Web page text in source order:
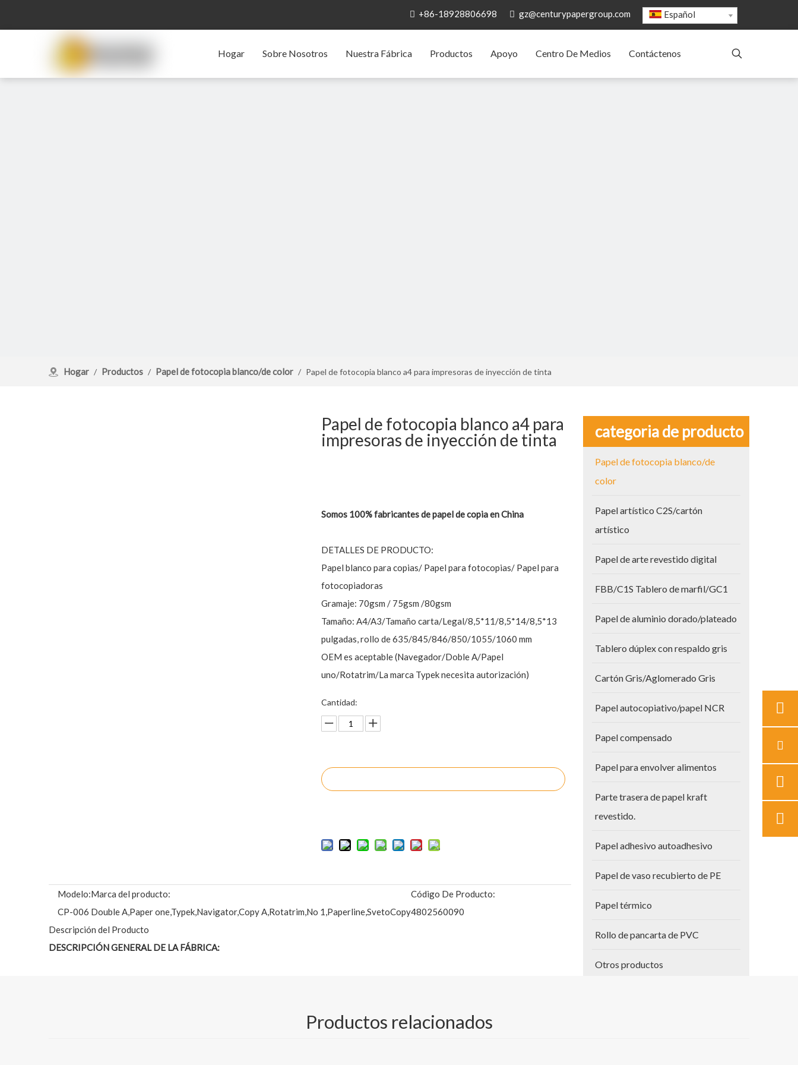
 +86-18928806698  gz@centurypapergroup.com Español
Hogar Sobre Nosotros Nuestra Fábrica Productos Apoyo Centro De Medios Contáctenos
Hogar / Productos / Papel de fotocopia blanco/de color / Papel de fotocopia blanco a4 para impresoras de inyección de tinta
Papel de fotocopia blanco a4 para
impresoras de inyección de tinta
Somos 100% fabricantes de papel de copia en China
DETALLES DE PRODUCTO:
Papel blanco para copias/ Papel para fotocopias/ Papel para
fotocopiadoras
Gramaje: 70gsm / 75gsm /80gsm
Tamaño: A4/A3/Tamaño carta/Legal/8,5*11/8,5*14/8,5*13
pulgadas, rollo de 635/845/846/850/1055/1060 mm
OEM es aceptable (Navegador/Doble A/Papel
uno/Rotatrim/La marca Typek necesita autorización)
Cantidad:
Modelo:
CP-006
Marca del producto:
Double A,Paper one,Typek,Navigator,Copy A,Rotatrim,No 1,Paperline,SvetoCopy
Código De Producto:
4802560090
Descripción del Producto
DESCRIPCIÓN GENERAL DE LA FÁBRICA:
y servicio de primer nivel a nuestros clientes, nuestra buena reputación está en todo el mundo. a todos nuestros clientes.
categoria de producto
Papel de fotocopia blanco/de
color
Papel artístico C2S/cartón
artístico
Papel de arte revestido digital
FBB/C1S Tablero de marfil/GC1
Papel de aluminio dorado/plateado
Tablero dúplex con respaldo gris
Cartón Gris/Aglomerado Gris
Papel autocopiativo/papel NCR
Papel compensado
Papel para envolver alimentos
Parte trasera de papel kraft
revestido.
Papel adhesivo autoadhesivo
Papel de vaso recubierto de PE
Papel térmico
Rollo de pancarta de PVC
Otros productos
Productos relacionados